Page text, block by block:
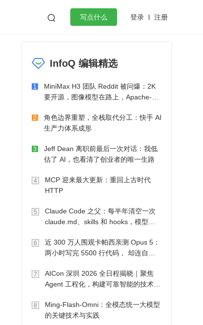
 写点什么 登录 注册
微服务架构 flutter
InfoQ 编辑精选
1
MiniMax H3 团队 Reddit 被问爆：2K
要开源，图像模型在路上，Apache-2.0
2
角色边界重塑，全栈取代分工：快手 AI
生产力体系成形
3
Jeff Dean 离职前最后一次对话：我低
估了 AI，也看清了创业者的唯一生路
4
MCP 迎来最大更新：重回上古时代
HTTP
5
Claude Code 之父：每半年清空一次
claude.md、skills 和 hooks，模型自
6
近 300 万人围观卡帕西亲测 Opus 5：
两小时写完 5500 行代码， 却连自己
7
AICon 深圳 2026 全日程揭晓｜聚焦
Agent 工程化，构建可靠智能的技术路
8
Ming-Flash-Omni：全模态统一大模型
的关键技术与实践